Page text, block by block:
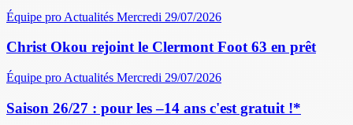
Équipe pro Actualités Mercredi 29/07/2026
Christ Okou rejoint le Clermont Foot 63 en prêt
Équipe pro Actualités Mercredi 29/07/2026
Saison 26/27 : pour les –14 ans c'est gratuit !*